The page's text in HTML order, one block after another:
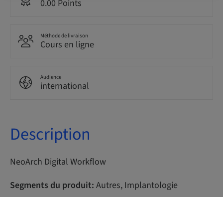
0.00 Points
Méthode de livraison
Cours en ligne
Audience
international
Description
NeoArch Digital Workflow
Segments du produit: Autres, Implantologie